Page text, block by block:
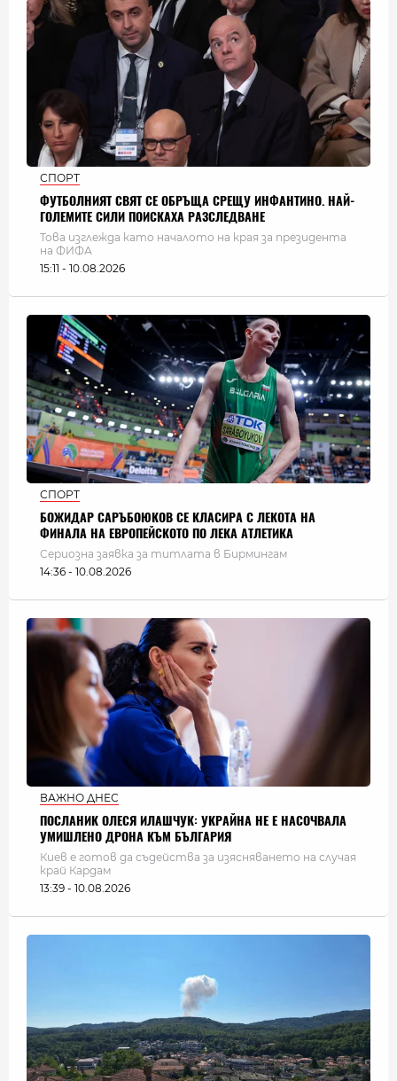
СПОРТ
ФУТБОЛНИЯТ СВЯТ СЕ ОБРЪЩА СРЕЩУ ИНФАНТИНО. НАЙ-
ГОЛЕМИТЕ СИЛИ ПОИСКАХА РАЗСЛЕДВАНЕ
Това изглежда като началото на края за президента
на ФИФА
15:11 - 10.08.2026
СПОРТ
БОЖИДАР САРЪБОЮКОВ СЕ КЛАСИРА С ЛЕКОТА НА
ФИНАЛА НА ЕВРОПЕЙСКОТО ПО ЛЕКА АТЛЕТИКА
Сериозна заявка за титлата в Бирмингам
14:36 - 10.08.2026
ВАЖНО ДНЕС
ПОСЛАНИК ОЛЕСЯ ИЛАШЧУК: УКРАЙНА НЕ Е НАСОЧВАЛА
УМИШЛЕНО ДРОНА КЪМ БЪЛГАРИЯ
Киев е готов да съдейства за изясняването на случая
край Кардам
13:39 - 10.08.2026